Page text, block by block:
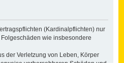
(Kardinalpflichten) nur
wie insbesondere
der Verletzung von Leben, Körper